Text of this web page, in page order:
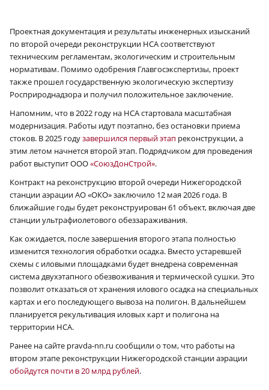
Проектная документация и результаты инженерных изысканий
по второй очереди реконструкции НСА соответствуют
техническим регламентам, экологическим и строительным
нормативам. Помимо одобрения Главгосэкспертизы, проект
также прошел государственную экологическую экспертизу
Росприроднадзора и получил положительное заключение.
Напомним, что в 2022 году на НСА стартовала масштабная
модернизация. Работы идут поэтапно, без остановки приема
стоков. В 2025 годузавершился первый этап реконструкции, а
этим летом начнется второй этап. Подрядчиком для проведения
работ выступит ООО«СоюзДонСтрой».
Контракт на реконструкцию второй очереди Нижегородской
станции аэрации АО «ОКО» заключило 12 мая 2026 года. В
ближайшие годы будет реконструирован 61 объект, включая две
станции ультрафиолетового обеззараживания.
Как ожидается, после завершения второго этапа полностью
изменится технология обработки осадка. Вместо устаревшей
схемы с иловыми площадками будет внедрена современная
система двухэтапного обезвоживания и термической сушки. Это
позволит отказаться от хранения илового осадка на специальных
картах и его последующего вывоза на полигон. В дальнейшем
планируется рекультивация иловых карт и полигона на
территории НСА.
Ранее на сайте pravda-nn.ru сообщили о том, что работы на
втором этапе реконструкции Нижегородской станции аэрации
обойдутся почти в 20 млрд рублей.